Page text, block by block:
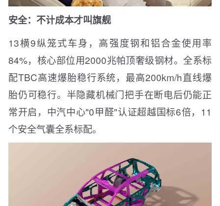
安全：不计成本才叫旗舰
13横9纵笼式车身，高强度钢和铝合金使用率
84%，核心部位用2000兆帕顶奢级钢材。全系标
配TBC高速爆胎稳行系统，最高200km/h直线爆
胎仍可稳行。半隐藏机械门把手在断电后仍能正
常开启，中汽中心"0甲醛"认证超越国标6倍，11
个安全气囊全系标配。